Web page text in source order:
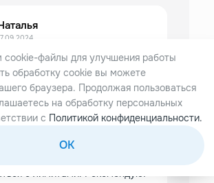
от заявки до получения!
идеально подошла для
Комиссии ниже на
с лимитами. Рекомендую!
файлы для улучшения работы
обработку cookie вы можете
браузера. Продолжая пользоваться
на обработку персональных
с Политикой конфиденциальности.
OK